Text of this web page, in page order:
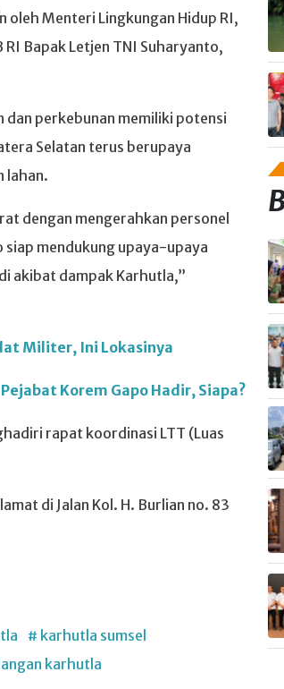
Menteri Lingkungan Hidup RI,
Bapak Letjen TNI Suharyanto,
dan perkebunan memiliki potensi
Selatan terus berupaya
lahan.
dengan mengerahkan personel
mendukung upaya-upaya
akibat dampak Karhutla,”
Militer, Ini Lokasinya
Korem Gapo Hadir, Siapa?
rapat koordinasi LTT (Luas
di Jalan Kol. H. Burlian no. 83
# karhutla sumsel
karhutla